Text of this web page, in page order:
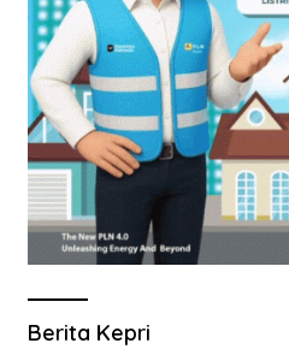
Berita Kepri